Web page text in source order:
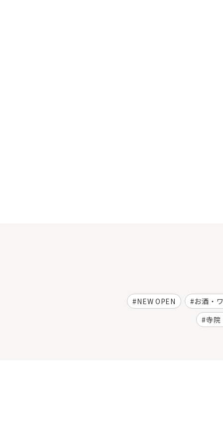
NEW OPEN
お酒・
寺院